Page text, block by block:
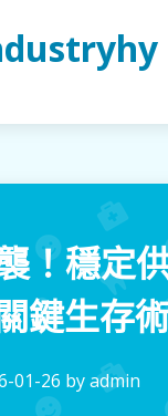
！穩定
鍵生存
01-26 byadmin